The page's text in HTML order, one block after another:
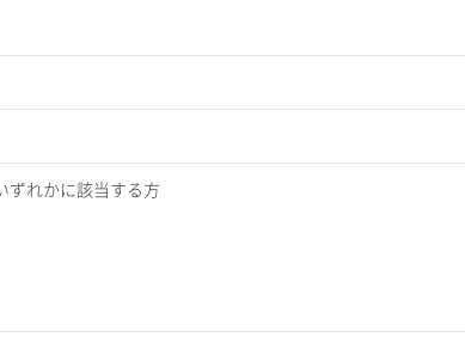
ずれかに該当する方